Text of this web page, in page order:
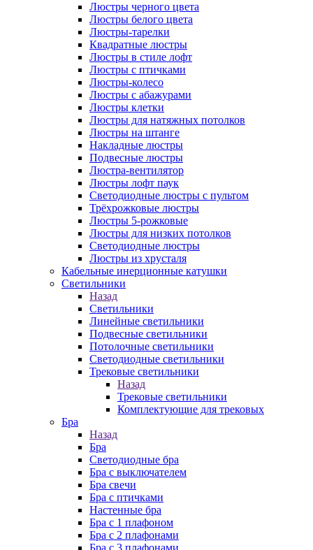
Люстры черного цвета
Люстры белого цвета
Люстры-тарелки
Квадратные люстры
Люстры в стиле лофт
Люстры с птичками
Люстры-колесо
Люстры с абажурами
Люстры клетки
Люстры для натяжных потолков
Люстры на штанге
Накладные люстры
Подвесные люстры
Люстра-вентилятор
Люстры лофт паук
Светодиодные люстры с пультом
Трёхрожковые люстры
Люстры 5-рожковые
Люстры для низких потолков
Cветодиодные люстры
Люстры из хрусталя
Кабельные инерционные катушки
Светильники
Назад
Светильники
Линейные светильники
Подвесные светильники
Потолочные светильники
Светодиодные светильники
Трековые светильники
Назад
Трековые светильники
Комплектующие для трековых
Бра
Назад
Бра
Светодиодные бра
Бра с выключателем
Бра свечи
Бра с птичками
Настенные бра
Бра с 1 плафоном
Бра с 2 плафонами
Бра с 3 плафонами